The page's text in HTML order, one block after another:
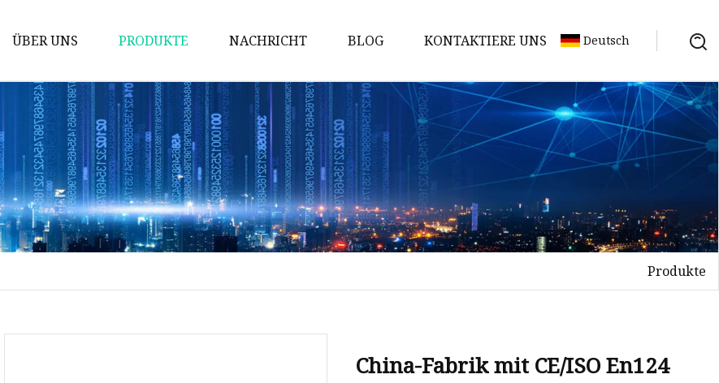
ÜBER UNS PRODUKTE
Gitter
Schachtabdeckung
Ventile aus Gusseisen
Mechanische Teile
Gusseisenkocher
Kommunale Castings
Rohrverbindungsstücke aus
NACHRICHT BLOG KONTAKTIERE UNS Deutsch
Produkte
China-Fabrik mit CE/ISO En124